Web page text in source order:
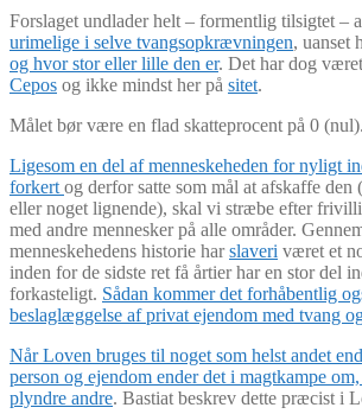
Forslaget undlader helt – formentlig tilsigtet –
urimelige i selve tvangsopkrævningen, uanset
og hvor stor eller lille den er. Det har dog
Cepos og ikke mindst her på sitet.
Målet bør være en flad skatteprocent på 0 (nul).
Ligesom en del af menneskeheden for nyligt
forkert og derfor satte som mål at afskaffe
eller noget lignende), skal vi stræbe efter
med andre mennesker på alle områder.
menneskehedens historie harslaveri været et
inden for de sidste ret få årtier har en stor del
forkasteligt. Sådan kommer det forhåbentlig
beslaglæggelse af privat ejendom med tvang
Når Loven bruges til noget som helst andet
person og ejendom ender det i magtkampe
plyndre andre. Bastiat beskrev dette præcist i